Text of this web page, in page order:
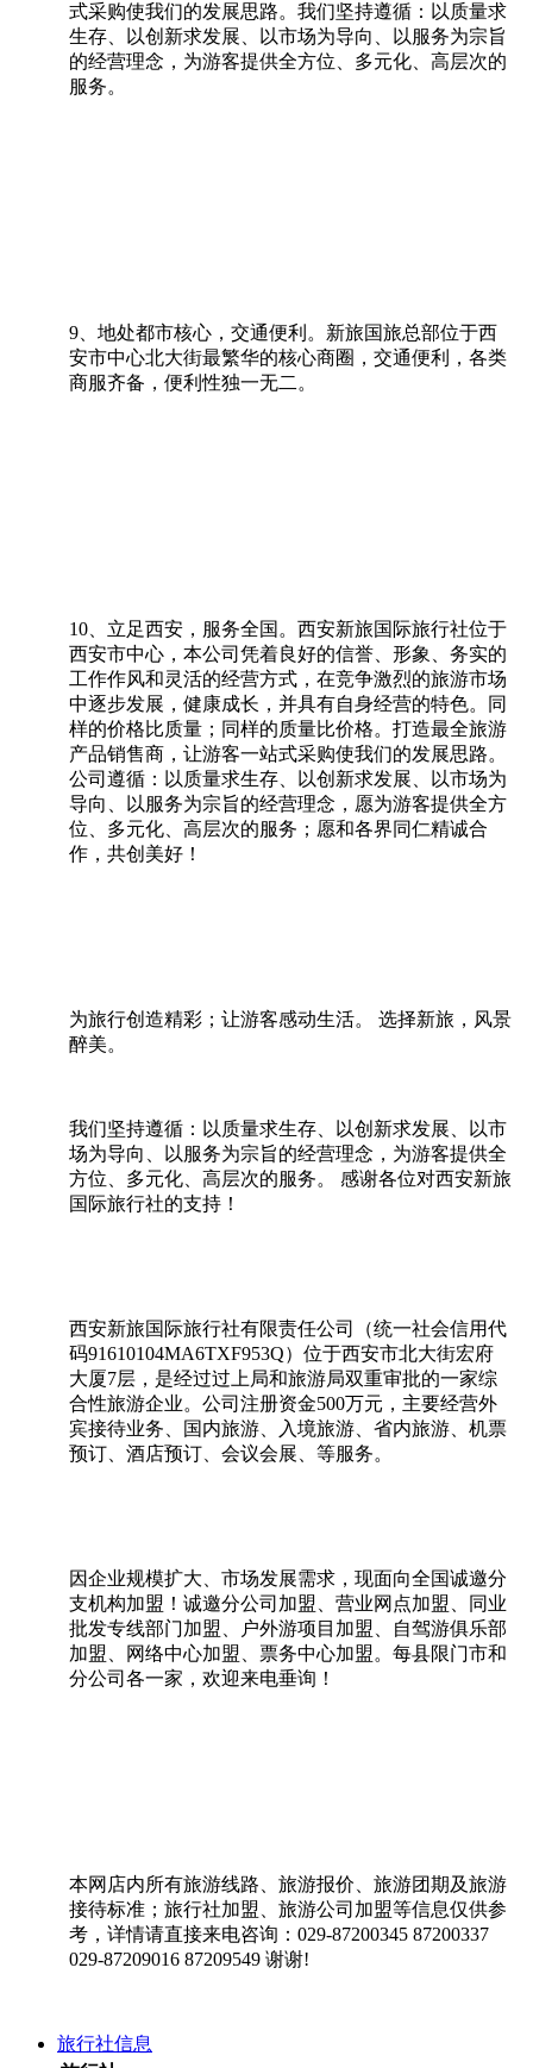
式采购使我们的发展思路。我们坚持遵循：以质量求
生存、以创新求发展、以市场为导向、以服务为宗旨
的经营理念，为游客提供全方位、多元化、高层次的
服务。
9、地处都市核心，交通便利。新旅国旅总部位于西
安市中心北大街最繁华的核心商圈，交通便利，各类
商服齐备，便利性独一无二。
10、立足西安，服务全国。西安新旅国际旅行社位于
西安市中心，本公司凭着良好的信誉、形象、务实的
工作作风和灵活的经营方式，在竞争激烈的旅游市场
中逐步发展，健康成长，并具有自身经营的特色。同
样的价格比质量；同样的质量比价格。打造最全旅游
产品销售商，让游客一站式采购使我们的发展思路。
公司遵循：以质量求生存、以创新求发展、以市场为
导向、以服务为宗旨的经营理念，愿为游客提供全方
位、多元化、高层次的服务；愿和各界同仁精诚合
作，共创美好！
为旅行创造精彩；让游客感动生活。 选择新旅，风景
醉美。
我们坚持遵循：以质量求生存、以创新求发展、以市
场为导向、以服务为宗旨的经营理念，为游客提供全
方位、多元化、高层次的服务。 感谢各位对西安新旅
国际旅行社的支持！
西安新旅国际旅行社有限责任公司（统一社会信用代
码91610104MA6TXF953Q）位于西安市北大街宏府
大厦7层，是经过过上局和旅游局双重审批的一家综
合性旅游企业。公司注册资金500万元，主要经营外
宾接待业务、国内旅游、入境旅游、省内旅游、机票
预订、酒店预订、会议会展、等服务。
因企业规模扩大、市场发展需求，现面向全国诚邀分
支机构加盟！诚邀分公司加盟、营业网点加盟、同业
批发专线部门加盟、户外游项目加盟、自驾游俱乐部
加盟、网络中心加盟、票务中心加盟。每县限门市和
分公司各一家，欢迎来电垂询！
本网店内所有旅游线路、旅游报价、旅游团期及旅游
接待标准；旅行社加盟、旅游公司加盟等信息仅供参
考，详情请直接来电咨询：029-87200345 87200337
029-87209016 87209549 谢谢!
旅行社信息